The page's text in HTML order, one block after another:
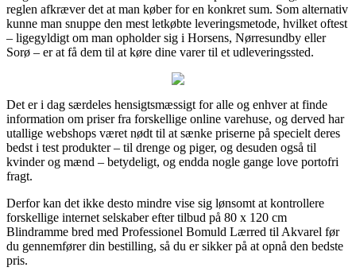
reglen afkræver det at man køber for en konkret sum. Som alternativ
kunne man snuppe den mest letkøbte leveringsmetode, hvilket oftest
– ligegyldigt om man opholder sig i Horsens, Nørresundby eller
Sorø – er at få dem til at køre dine varer til et udleveringssted.
Det er i dag særdeles hensigtsmæssigt for alle og enhver at finde
information om priser fra forskellige online varehuse, og derved har
utallige webshops været nødt til at sænke priserne på specielt deres
bedst i test produkter – til drenge og piger, og desuden også til
kvinder og mænd – betydeligt, og endda nogle gange love portofri
fragt.
Derfor kan det ikke desto mindre vise sig lønsomt at kontrollere
forskellige internet selskaber efter tilbud på 80 x 120 cm
Blindramme bred med Professionel Bomuld Lærred til Akvarel før
du gennemfører din bestilling, så du er sikker på at opnå den bedste
pris.